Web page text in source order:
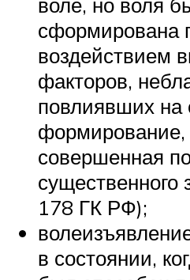
сформирована
воздействием
факторов,
повлиявших на
формирование,
совершенная
существенного
178 ГК РФ);
в состоянии,